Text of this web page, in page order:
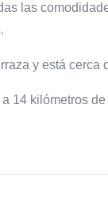
las
y está cerca
14 kilómetros